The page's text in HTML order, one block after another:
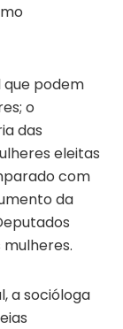
que podem
o
das
eleitas
com
da
a socióloga